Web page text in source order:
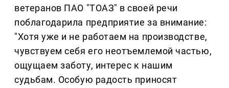
ветеранов ПАО "ТОАЗ" в своей речи
поблагодарила предприятие за внимание:
"Хотя уже и не работаем на производстве,
чувствуем себя его неотъемлемой частью,
ощущаем заботу, интерес к нашим
судьбам. Особую радость приносят